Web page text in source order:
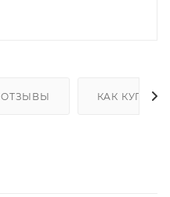
ОТЗЫВЫ КАК КУПИТЬ